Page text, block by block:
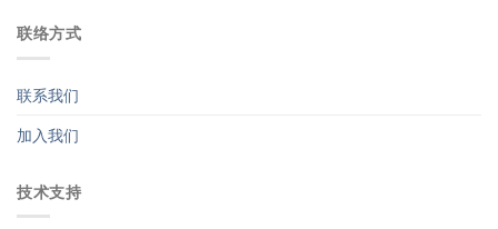
联络方式
联系我们
加入我们
技术支持